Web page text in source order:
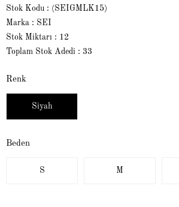
Stok Kodu
(SEIGMLK15)
Marka : SEI
Stok Miktarı : 12
Toplam Stok Adedi : 33
Renk
Siyah
Beden
S M